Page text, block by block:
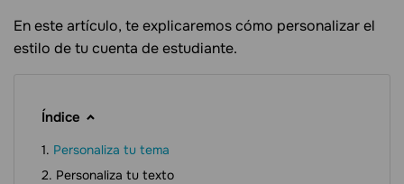
En este artículo, te explicaremos cómo personalizar el
estilo de tu cuenta de estudiante.
Índice
Personaliza tu tema
Personaliza tu texto